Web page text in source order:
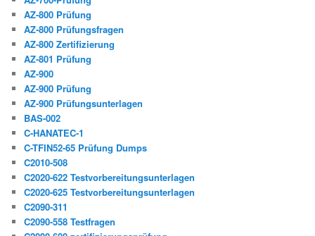
AZ-800 Prüfung
AZ-800 Prüfungsfragen
AZ-800 Zertifizierung
AZ-801 Prüfung
AZ-900
AZ-900 Prüfung
AZ-900 Prüfungsunterlagen
BAS-002
C-HANATEC-1
C-TFIN52-65 Prüfung Dumps
C2010-508
C2020-622 Testvorbereitungsunterlagen
C2020-625 Testvorbereitungsunterlagen
C2090-311
C2090-558 Testfragen